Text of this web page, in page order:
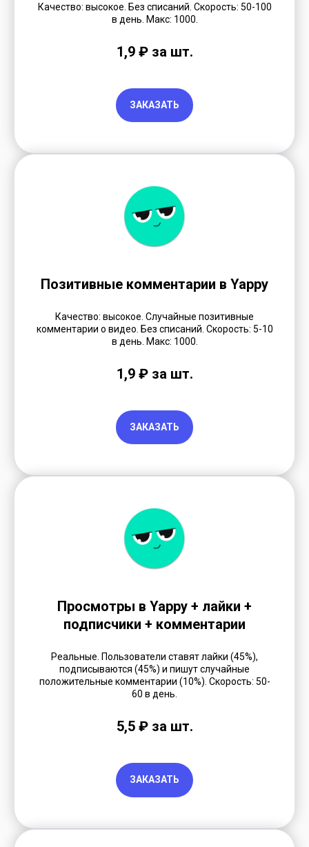
Качество: высокое. Без списаний. Скорость: 50-100
в день. Макс: 1000.
1,9 ₽ за шт.
ЗАКАЗАТЬ
Позитивные комментарии в Yappy
Качество: высокое. Случайные позитивные
комментарии о видео. Без списаний. Скорость: 5-10
в день. Макс: 1000.
1,9 ₽ за шт.
ЗАКАЗАТЬ
Просмотры в Yappy + лайки +
подписчики + комментарии
Реальные. Пользователи ставят лайки (45%),
подписываются (45%) и пишут случайные
положительные комментарии (10%). Скорость: 50-
60 в день.
5,5 ₽ за шт.
ЗАКАЗАТЬ